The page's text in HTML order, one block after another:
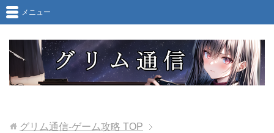
メニュー
グリム通信-ゲーム攻略 TOP